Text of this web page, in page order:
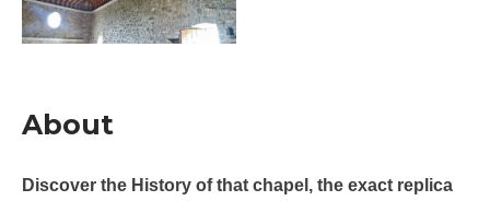
About
Discover the History of that chapel, the exact replica